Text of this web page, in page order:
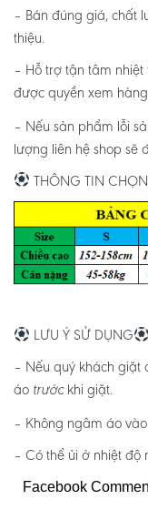
– Bán đúng giá, chất
thiệu.
– Hỗ trợ tận tâm
được quyền xem hàng
– Nếu sản phẩm lỗi
lượng liên hệ shop sẽ
THÔNG TIN
LƯU Ý SỬ DỤNG
– Nếu quý khách
áo trước khi giặt.
– Không ngâm áo
– Có thể ủi ở nhiệt độ
Facebook